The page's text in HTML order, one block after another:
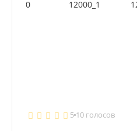
5 10 голосов